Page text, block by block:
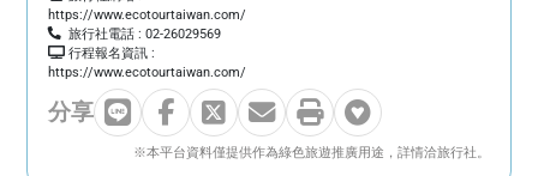
https://www.ecotourtaiwan.com/
旅行社電話 :02-26029569
行程報名資訊 :
https://www.ecotourtaiwan.com/
分享
分享到 Line
分享到 Facebook
分享到 X (Twitter)
透過 Email 分享
列印此頁面
加入收藏
※本平台資料僅提供作為綠色旅遊推廣用途，詳情洽旅行社。